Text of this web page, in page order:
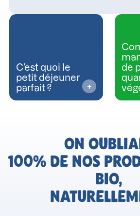
C’est quoi le
petit déjeuner
parfait ?
de
ON
100% DE NOS
BIO,